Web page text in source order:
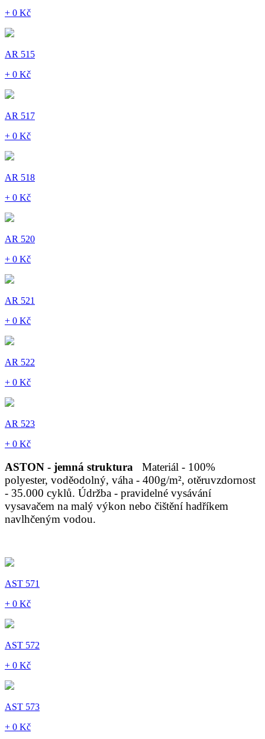
+ 0 Kč
AR 515
+ 0 Kč
AR 517
+ 0 Kč
AR 518
+ 0 Kč
AR 520
+ 0 Kč
AR 521
+ 0 Kč
AR 522
+ 0 Kč
AR 523
+ 0 Kč
ASTON - jemná struktura
Materiál - 100%
polyester, voděodolný, váha - 400g/m², otěruvzdornost
- 35.000 cyklů. Údržba - pravidelné vysávání
vysavačem na malý výkon nebo čištění hadříkem
navlhčeným vodou.
AST 571
+ 0 Kč
AST 572
+ 0 Kč
AST 573
+ 0 Kč